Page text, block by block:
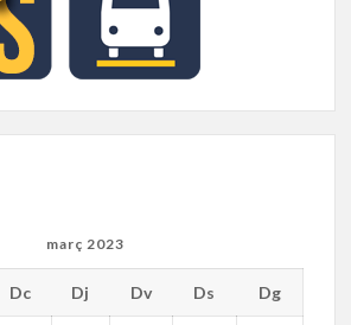
març 2023
Dc Dj Dv Ds Dg